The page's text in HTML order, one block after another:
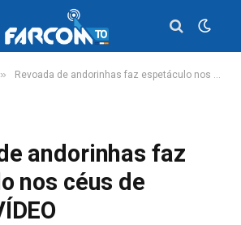
» Revoada de andorinhas faz espetáculo nos céus de Palmas; VÍDEO
andorinhas faz
nos céus de